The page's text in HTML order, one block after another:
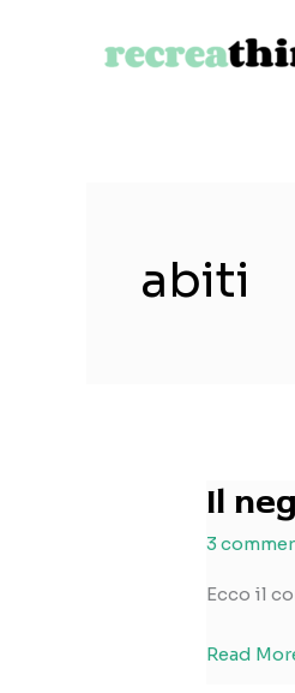
abiti
Il
3
Ecco il
Il
Read